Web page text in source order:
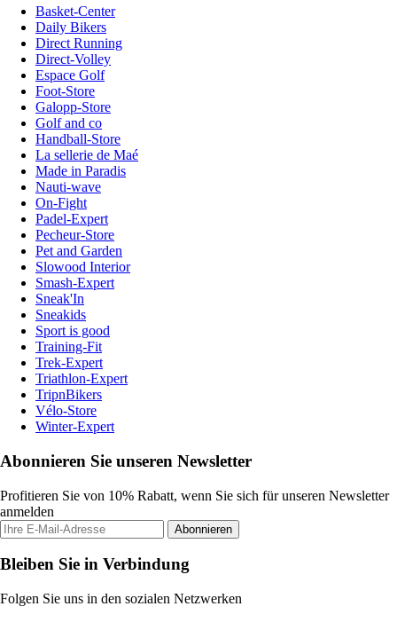
Basket-Center
Daily Bikers
Direct Running
Direct-Volley
Espace Golf
Foot-Store
Galopp-Store
Golf and co
Handball-Store
La sellerie de Maé
Made in Paradis
Nauti-wave
On-Fight
Padel-Expert
Pecheur-Store
Pet and Garden
Slowood Interior
Smash-Expert
Sneak'In
Sneakids
Sport is good
Training-Fit
Trek-Expert
Triathlon-Expert
TripnBikers
Vélo-Store
Winter-Expert
Abonnieren Sie unseren Newsletter
Profitieren Sie von 10% Rabatt, wenn Sie sich für unseren Newsletter
anmelden
Abonnieren
Bleiben Sie in Verbindung
Folgen Sie uns in den sozialen Netzwerken